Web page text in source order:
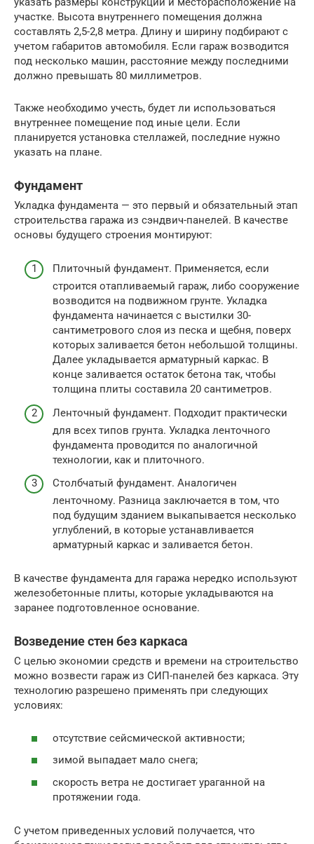
участке. Высота внутреннего помещения должна
составлять 2,5-2,8 метра. Длину и ширину подбирают с
учетом габаритов автомобиля. Если гараж возводится
под несколько машин, расстояние между последними
должно превышать 80 миллиметров.
Также необходимо учесть, будет ли использоваться
внутреннее помещение под иные цели. Если
планируется установка стеллажей, последние нужно
указать на плане.
Фундамент
Укладка фундамента — это первый и обязательный этап
строительства гаража из сэндвич-панелей. В качестве
основы будущего строения монтируют:
Плиточный фундамент. Применяется, если
строится отапливаемый гараж, либо сооружение
возводится на подвижном грунте. Укладка
фундамента начинается с выстилки 30-
сантиметрового слоя из песка и щебня, поверх
которых заливается бетон небольшой толщины.
Далее укладывается арматурный каркас. В
конце заливается остаток бетона так, чтобы
толщина плиты составила 20 сантиметров.
Ленточный фундамент. Подходит практически
для всех типов грунта. Укладка ленточного
фундамента проводится по аналогичной
технологии, как и плиточного.
Столбчатый фундамент. Аналогичен
ленточному. Разница заключается в том, что
под будущим зданием выкапывается несколько
углублений, в которые устанавливается
арматурный каркас и заливается бетон.
В качестве фундамента для гаража нередко используют
железобетонные плиты, которые укладываются на
заранее подготовленное основание.
Возведение стен без каркаса
С целью экономии средств и времени на строительство
можно возвести гараж из СИП-панелей без каркаса. Эту
технологию разрешено применять при следующих
условиях:
отсутствие сейсмической активности;
зимой выпадает мало снега;
скорость ветра не достигает ураганной на
протяжении года.
С учетом приведенных условий получается, что